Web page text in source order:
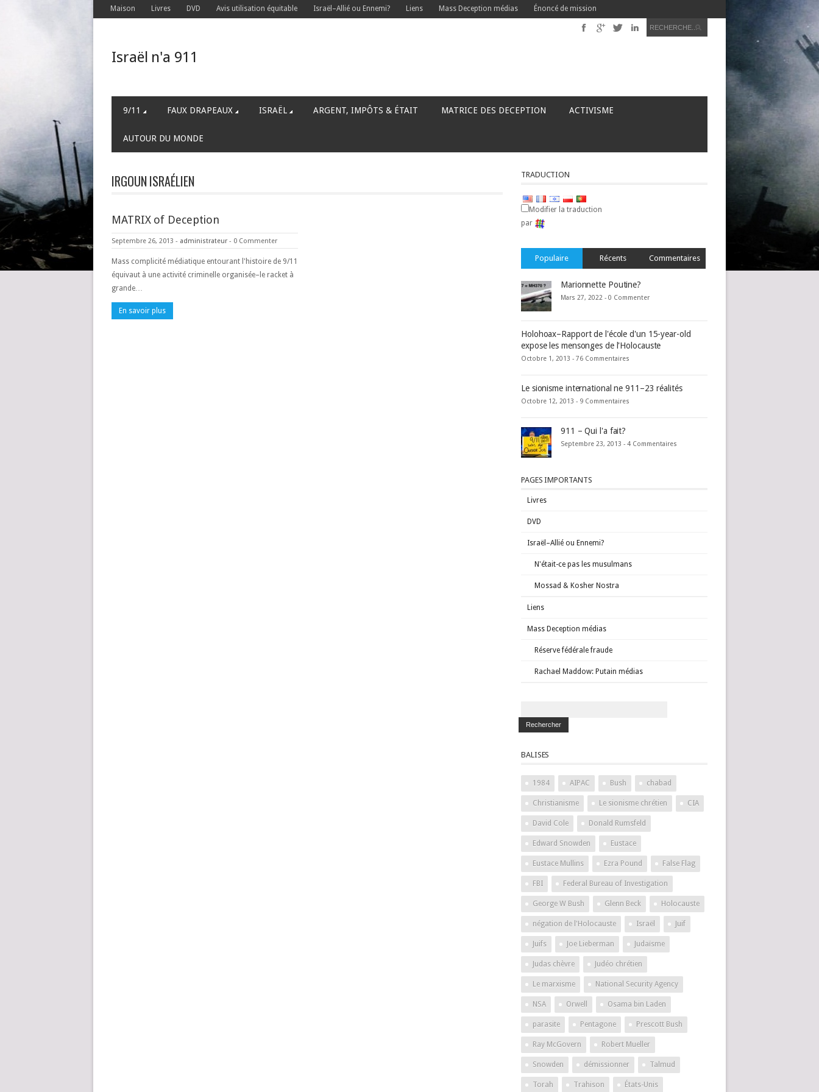
Maison Livres DVD Avis utilisation équitable Israël–Allié ou Ennemi? Liens Mass Deception médias Énoncé de mission
Israël n'a 911
9/11 FAUX DRAPEAUX ISRAËL ARGENT, IMPÔTS & ÉTAIT MATRICE DES DECEPTION ACTIVISME
AUTOUR DU MONDE
IRGOUN ISRAÉLIEN
MATRIX of Deception
Septembre 26, 2013 - administrateur - 0 Commenter
Mass complicité médiatique entourant l'histoire de 9/11
équivaut à une activité criminelle organisée–le racket à
grande…
En savoir plus
TRADUCTION
Modifier la traduction
par
Populaire Récents Commentaires
Marionnette Poutine?
Mars 27, 2022 - 0 Commenter
Holohoax–Rapport de l'école d'un 15-year-old
expose les mensonges de l'Holocauste
Octobre 1, 2013 - 76 Commentaires
Le sionisme international ne 911–23 réalités
Octobre 12, 2013 - 9 Commentaires
911 – Qui l'a fait?
Septembre 23, 2013 - 4 Commentaires
PAGES IMPORTANTS
Livres
DVD
Israël–Allié ou Ennemi?
N'était-ce pas les musulmans
Mossad & Kosher Nostra
Liens
Mass Deception médias
Réserve fédérale fraude
Rachael Maddow: Putain médias
BALISES
1984 AIPAC Bush chabad
Christianisme Le sionisme chrétien CIA
David Cole Donald Rumsfeld
Edward Snowden Eustace
Eustace Mullins Ezra Pound False Flag
FBI Federal Bureau of Investigation
George W Bush Glenn Beck Holocauste
négation de l'Holocauste Israël Juif
Juifs Joe Lieberman Judaïsme
Judas chèvre Judéo chrétien
Le marxisme National Security Agency
NSA Orwell Osama bin Laden
parasite Pentagone Prescott Bush
Ray McGovern Robert Mueller
Snowden démissionner Talmud
Torah Trahison États-Unis